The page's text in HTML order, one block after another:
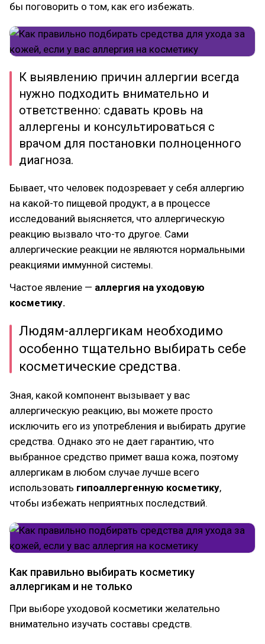
бы поговорить о том, как его избежать.
К выявлению причин аллергии всегда
нужно подходить внимательно и
ответственно: сдавать кровь на
аллергены и консультироваться с
врачом для постановки полноценного
диагноза.
Бывает, что человек подозревает у себя аллергию
на какой-то пищевой продукт, а в процессе
исследований выясняется, что аллергическую
реакцию вызвало что-то другое. Сами
аллергические реакции не являются нормальными
реакциями иммунной системы.
Частое явление — аллергия на уходовую
косметику.
Людям-аллергикам необходимо
особенно тщательно выбирать себе
косметические средства.
Зная, какой компонент вызывает у вас
аллергическую реакцию, вы можете просто
исключить его из употребления и выбирать другие
средства. Однако это не дает гарантию, что
выбранное средство примет ваша кожа, поэтому
аллергикам в любом случае лучше всего
использовать гипоаллергенную косметику,
чтобы избежать неприятных последствий.
Как правильно выбирать косметику
аллергикам и не только
При выборе уходовой косметики желательно
внимательно изучать составы средств.